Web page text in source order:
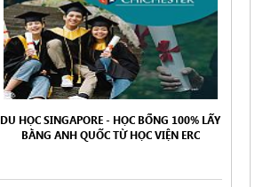
DU HỌC SINGAPORE - HỌC BỔNG 100% LẤY
BẰNG ANH QUỐC TỪ HỌC VIỆN ERC